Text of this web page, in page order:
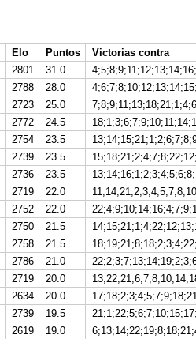
Elo Puntos
Victorias contra
2801 31.0
2788 28.0
2723 25.0
2772 24.5
2754 23.5
2739 23.5
2736 23.5
2719 22.0
2752 22.0
2750 21.5
2758 21.5
2786 21.0
2719 20.0
2634 20.0
2739 19.5
2619 19.0